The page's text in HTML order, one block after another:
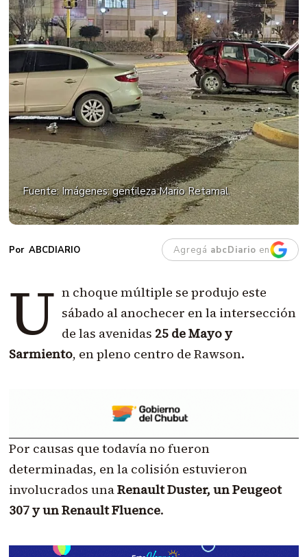
ABCDIARIO Agregá abcDiario en
Fuente: Imágenes: gentileza Mario Retamal.
U n choque múltiple se produjo este
sábado al anochecer en la intersección
de las avenidas 25 de Mayo y
Sarmiento, en pleno centro de Rawson.
Por causas que todavía no fueron
determinadas, en la colisión estuvieron
involucrados unaRenault Duster, un Peugeot
307 y un Renault Fluence.